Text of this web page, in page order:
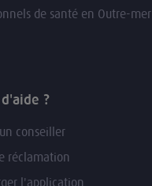
de santé en Outre-mer
?
conseiller
réclamation
l'application